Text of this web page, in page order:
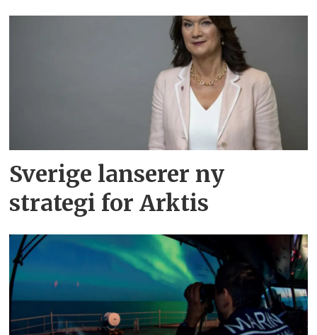
Sverige lanserer ny
strategi for Arktis